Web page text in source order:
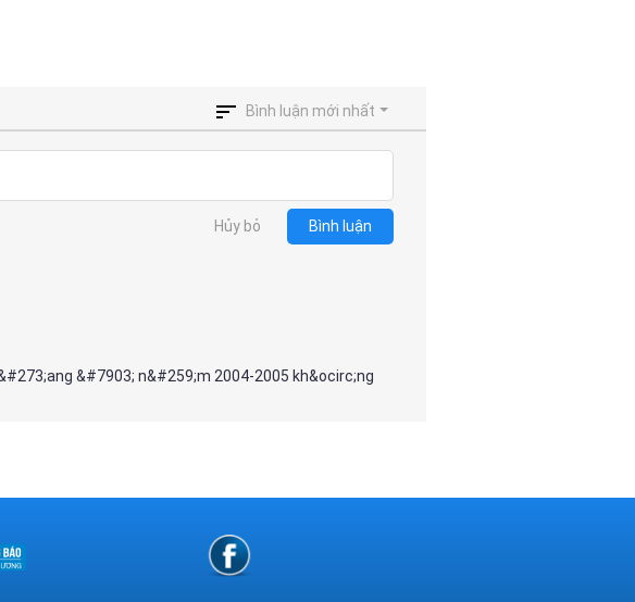
Bình luận mới nhất
Hủy bỏ Bình luận
&#7903; n&#259;m 2004-2005 kh&ocirc;ng